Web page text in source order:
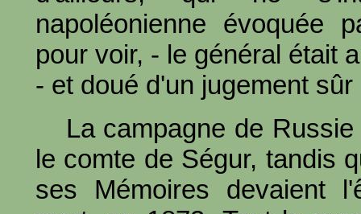
napoléonienne évoquée
pour voir, - le général était
- et doué d'un jugement
La campagne de
le comte de Ségur, tandis
ses Mémoires devaient